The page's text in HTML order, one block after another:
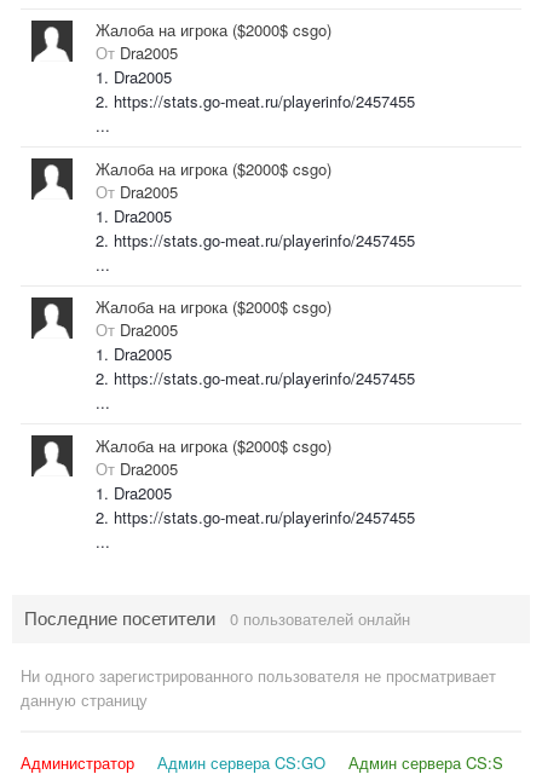
Жалоба на игрока ($2000$ csgo)
От Dra2005
1. Dra2005
2. https://stats.go-meat.ru/playerinfo/2457455
...
Жалоба на игрока ($2000$ csgo)
От Dra2005
1. Dra2005
2. https://stats.go-meat.ru/playerinfo/2457455
...
Жалоба на игрока ($2000$ csgo)
От Dra2005
1. Dra2005
2. https://stats.go-meat.ru/playerinfo/2457455
...
Жалоба на игрока ($2000$ csgo)
От Dra2005
1. Dra2005
2. https://stats.go-meat.ru/playerinfo/2457455
...
Последние посетители 0 пользователей онлайн
Ни одного зарегистрированного пользователя не просматривает
данную страницу
Администратор Админ сервера CS:GO
Админ сервера CS:S